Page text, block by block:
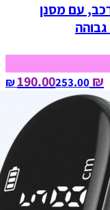
עם מסנן
₪ 190.00
253.00‏ ₪